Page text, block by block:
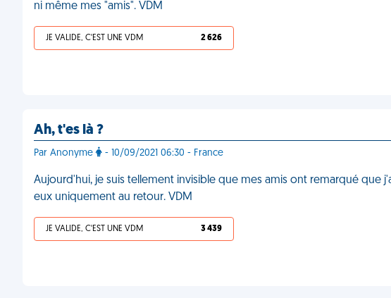
ni même mes "amis". VDM
JE VALIDE, C'EST UNE VDM 2 626
Ah, t'es là ?
Par Anonyme - 10/09/2021 06:30 - France
Aujourd'hui, je suis tellement invisible que mes amis ont remarqué que
eux uniquement au retour. VDM
JE VALIDE, C'EST UNE VDM 3 439